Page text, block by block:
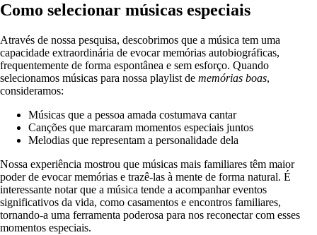
Como selecionar músicas especiais
Através de nossa pesquisa, descobrimos que a música tem uma
capacidade extraordinária de evocar memórias autobiográficas,
frequentemente de forma espontânea e sem esforço. Quando
selecionamos músicas para nossa playlist de memórias boas,
consideramos:
Músicas que a pessoa amada costumava cantar
Canções que marcaram momentos especiais juntos
Melodias que representam a personalidade dela
Nossa experiência mostrou que músicas mais familiares têm maior
poder de evocar memórias e trazê-las à mente de forma natural. É
interessante notar que a música tende a acompanhar eventos
significativos da vida, como casamentos e encontros familiares,
tornando-a uma ferramenta poderosa para nos reconectar com esses
momentos especiais.